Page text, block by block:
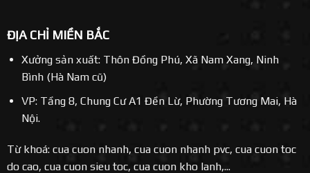
ĐỊA CHỈ MIỀN BẮC
Xưởng sản xuất: Thôn Đồng Phú, Xã Nam Xang, Ninh
Bình (Hà Nam cũ)
VP: Tầng 8, Chung Cư A1 Đền Lừ, Phường Tương Mai, Hà
Nội.
Từ khoá: cua cuon nhanh, cua cuon nhanh pvc, cua cuon toc
do cao, cua cuon sieu toc, cua cuon kho lanh,...